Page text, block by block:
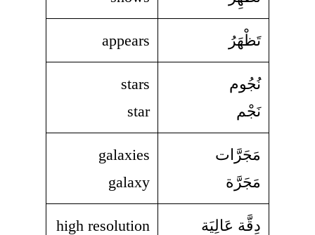
تَظْهَرُ appears
نُجُوم
نَجْم
stars
star
مَجَرَّات
مَجَرَّة
galaxies
galaxy
دِقَّة عَالِيَة high resolution